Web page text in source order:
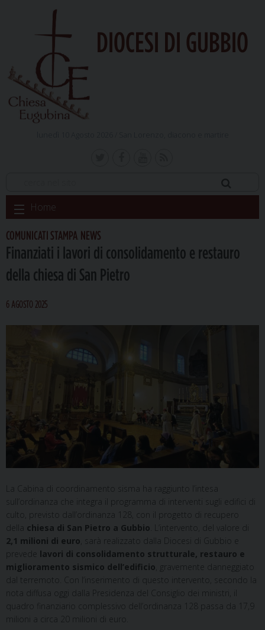
DIOCESI DI GUBBIO
Skip
to
content
Home
COMUNICATI STAMPA NEWS
Finanziati i lavori di consolidamento e restauro
della chiesa di San Pietro
6 AGOSTO 2025
La Cabina di coordinamento sisma ha raggiunto l’intesa
sull’ordinanza che integra il programma di interventi sugli edifici di
culto, previsto dall’ordinanza 128, con il progetto di recupero
della chiesa di San Pietro a Gubbio . L’intervento, del valore di
2,1 milioni di euro , sarà realizzato dalla Diocesi di Gubbio e
prevede lavori di consolidamento strutturale, restauro e
miglioramento sismico dell’edificio , gravemente danneggiato
dal terremoto. Con l’inserimento di questo intervento, secondo la
nota diffusa oggi dalla Presidenza del Consiglio dei ministri, il
quadro finanziario complessivo dell’ordinanza 128 passa da 17,9
milioni a circa 20 milioni di euro.